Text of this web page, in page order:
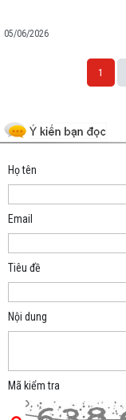
05/06/2026
1
Họ tên
Email
Tiêu đề
Nội dung
Mã kiểm tra